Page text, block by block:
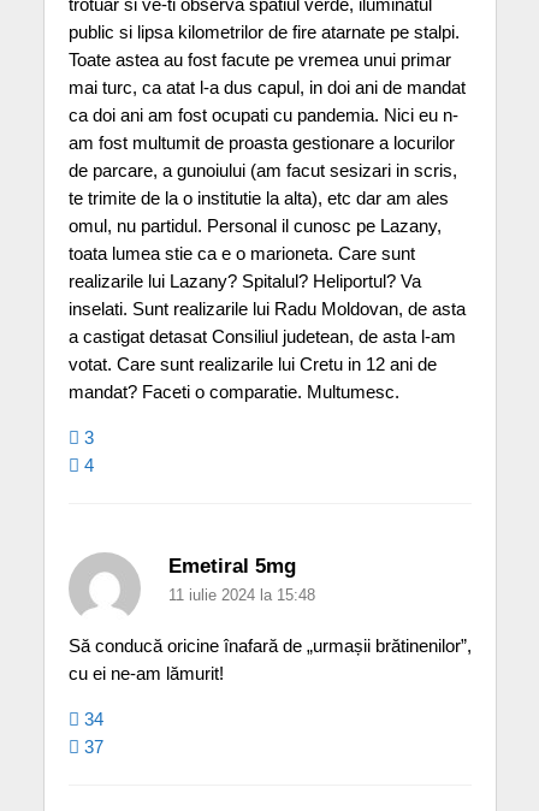
trotuar si ve-ti observa spatiul verde, iluminatul
public si lipsa kilometrilor de fire atarnate pe stalpi.
Toate astea au fost facute pe vremea unui primar
mai turc, ca atat l-a dus capul, in doi ani de mandat
ca doi ani am fost ocupati cu pandemia. Nici eu n-
am fost multumit de proasta gestionare a locurilor
de parcare, a gunoiului (am facut sesizari in scris,
te trimite de la o institutie la alta), etc dar am ales
omul, nu partidul. Personal il cunosc pe Lazany,
toata lumea stie ca e o marioneta. Care sunt
realizarile lui Lazany? Spitalul? Heliportul? Va
inselati. Sunt realizarile lui Radu Moldovan, de asta
a castigat detasat Consiliul judetean, de asta l-am
votat. Care sunt realizarile lui Cretu in 12 ani de
mandat? Faceti o comparatie. Multumesc.
3
4
Emetiral 5mg
11 iulie 2024 la 15:48
Să conducă oricine înafară de „urmașii brătinenilor”,
cu ei ne-am lămurit!
34
37